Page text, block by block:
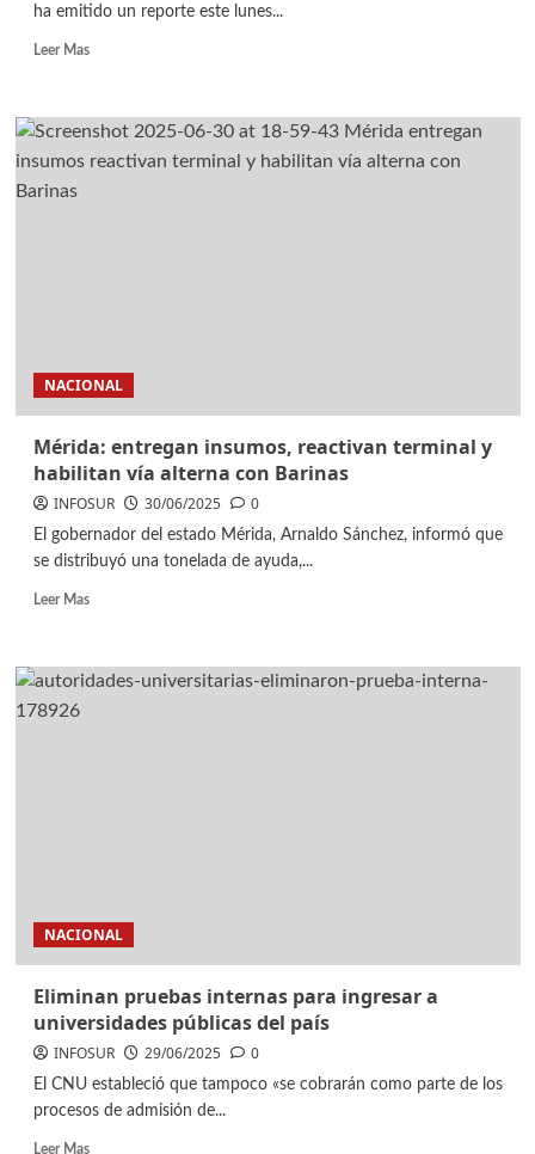
ha emitido un reporte este lunes...
Leer Mas
NACIONAL
Mérida: entregan insumos, reactivan terminal y
habilitan vía alterna con Barinas
INFOSUR 30/06/2025 0
El gobernador del estado Mérida, Arnaldo Sánchez, informó que
se distribuyó una tonelada de ayuda,...
Leer Mas
NACIONAL
Eliminan pruebas internas para ingresar a
universidades públicas del país
INFOSUR 29/06/2025 0
El CNU estableció que tampoco «se cobrarán como parte de los
procesos de admisión de...
Leer Mas